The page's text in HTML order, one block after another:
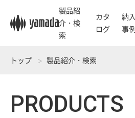
製品紹
介・検
索
カタ
ログ
納入
事例
トップ 製品紹介・検索
PRODUCTS